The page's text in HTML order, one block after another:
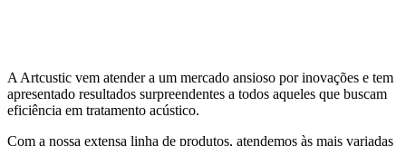
A Artcustic vem atender a um mercado ansioso por inovações e tem
apresentado resultados surpreendentes a todos aqueles que buscam
eficiência em tratamento acústico.
Com a nossa extensa linha de produtos, atendemos às mais variadas